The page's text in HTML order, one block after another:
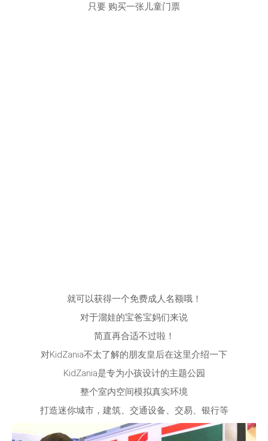
只要 购买一张儿童门票
就可以获得一个免费成人名额哦！
对于溜娃的宝爸宝妈们来说
简直再合适不过啦！
对KidZania不太了解的朋友皇后在这里介绍一下
KidZania是专为小孩设计的主题公园
整个室内空间模拟真实环境
打造迷你城市，建筑、交通设备、交易、银行等